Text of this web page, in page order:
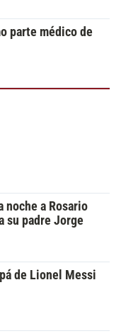
parte médico de
noche a Rosario
su padre Jorge
de Lionel Messi